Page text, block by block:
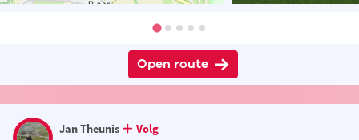
Open route
Jan Theunis
Volg